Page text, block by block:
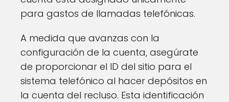
para gastos de llamadas telefónicas.
A medida que avanzas con la
configuración de la cuenta, asegúrate
de proporcionar el ID del sitio para el
sistema telefónico al hacer depósitos en
la cuenta del recluso. Esta identificación